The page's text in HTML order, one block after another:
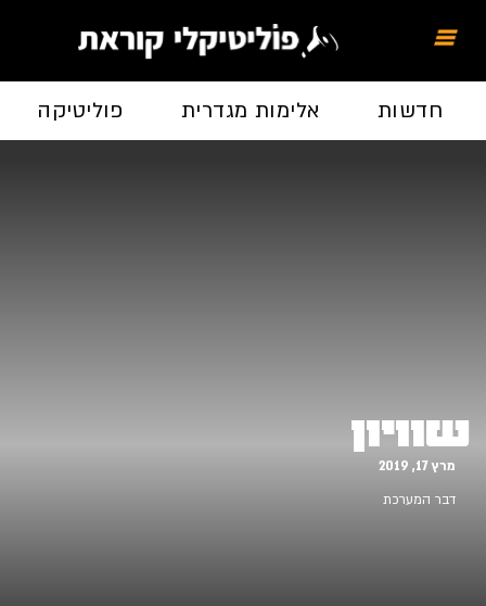
חדשות אלימות מגדרית פוליטיקה
שוויון
מרץ 17, 2019
דבר המערכת